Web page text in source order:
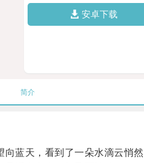
安卓下载
简介
天，看到了一朵水滴云悄然